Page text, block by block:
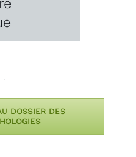
DOSSIER DES